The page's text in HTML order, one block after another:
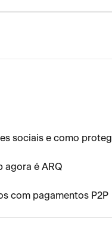
sociais e como
agora é ARQ
com pagamentos P2P